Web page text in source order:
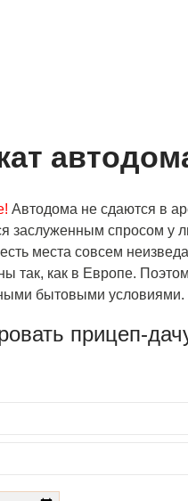
Автодома не сдаются в
заслуженным спросом у
места совсем
так, как в Европе.
бытовыми условиями.
прицеп-